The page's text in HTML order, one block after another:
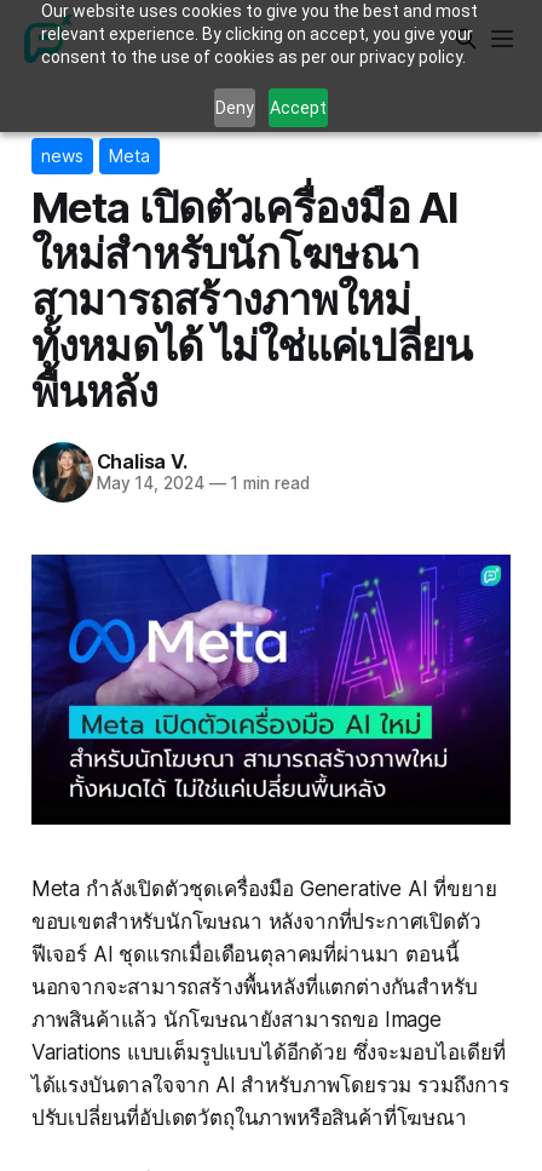
Our website uses cookies to give you the best and most
relevant experience. By clicking on accept, you give your
consent to the use of cookies as per our privacy policy.
Deny Accept
news Meta
Meta เปิดตัวเครื่องมือ AI
ใหม่สำหรับนักโฆษณา
สามารถสร้างภาพใหม่
ทั้งหมดได้ ไม่ใช่แค่เปลี่ยน
พื้นหลัง
Chalisa V.
May 14, 2024 —1 min read
Meta กำลังเปิดตัวชุดเครื่องมือ Generative AI ที่ขยาย
ขอบเขตสำหรับนักโฆษณา หลังจากที่ประกาศเปิดตัว
ฟีเจอร์ AI ชุดแรกเมื่อเดือนตุลาคมที่ผ่านมา ตอนนี้
นอกจากจะสามารถสร้างพื้นหลังที่แตกต่างกันสำหรับ
ภาพสินค้าแล้ว นักโฆษณายังสามารถขอ Image
Variations แบบเต็มรูปแบบได้อีกด้วย ซึ่งจะมอบไอเดียที่
ได้แรงบันดาลใจจาก AI สำหรับภาพโดยรวม รวมถึงการ
ปรับเปลี่ยนที่อัปเดตวัตถุในภาพหรือสินค้าที่โฆษณา